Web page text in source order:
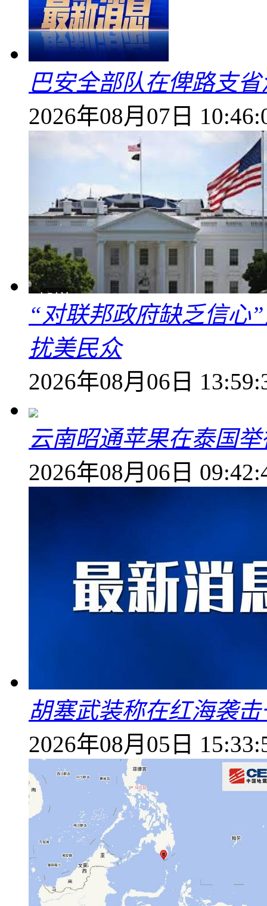
巴安全部队在俾路支
2026年08月07日
“对联邦政府缺乏信心
扰美民众
2026年08月06日
云南昭通苹果在泰国
2026年08月06日
胡塞武装称在红海袭
2026年08月05日